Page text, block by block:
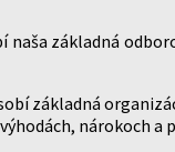
základná
základná
nárokoch a